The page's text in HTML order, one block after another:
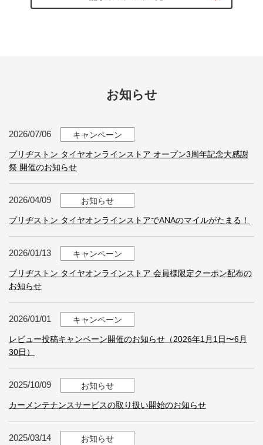
お知らせ
2026/07/06 キャンペーン
ブリヂストン タイヤオンラインストア オープン3周年記念大感謝
祭 開催のお知らせ
2026/04/09 お知らせ
ブリヂストン タイヤオンラインストアでANAのマイルがたまる！
2026/01/13 キャンペーン
ブリヂストン タイヤオンラインストア 会員様限定クーポン配布の
お知らせ
2026/01/01 キャンペーン
レビュー投稿キャンペーン開催のお知らせ（2026年1月1日〜6月
30日）
2025/10/09 お知らせ
カーメンテナンスサービスの取り扱い開始のお知らせ
2025/03/14 お知らせ